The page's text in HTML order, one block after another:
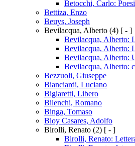
Betocchi, Carlo:
Bettiza, Enzo
Beuys, Joseph
Bevilacqua, Alberto (4) [ - ]
Bevilacqua, Alberto:
Bevilacqua, Alberto:
Bevilacqua, Alberto:
Bevilacqua, Alberto:
Bezzuoli, Giuseppe
Bianciardi, Luciano
Bigiaretti, Libero
Bilenchi, Romano
Binga, Tomaso
Bioy Casares, Adolfo
Birolli, Renato (2) [ - ]
Birolli, Renato: